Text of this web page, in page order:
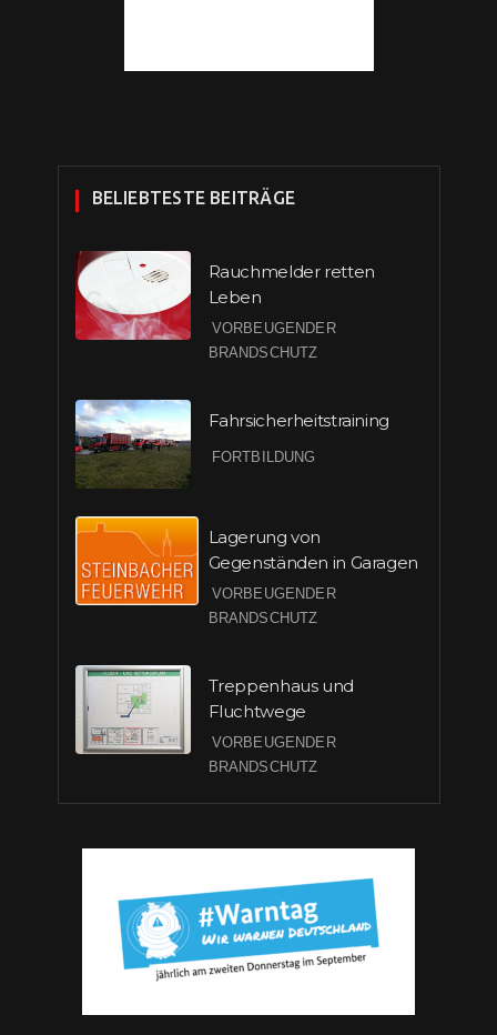
BELIEBTESTE BEITRÄGE
Rauchmelder retten
Leben
VORBEUGENDER
BRANDSCHUTZ
Fahrsicherheitstraining
FORTBILDUNG
Lagerung von
Gegenständen in Garagen
VORBEUGENDER
BRANDSCHUTZ
Treppenhaus und
Fluchtwege
VORBEUGENDER
BRANDSCHUTZ